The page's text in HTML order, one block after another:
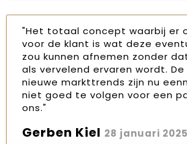
"Het totaal concept waarbij er
voor de klant is wat deze
zou kunnen afnemen zonder
als vervelend ervaren wordt. De
nieuwe markttrends zijn nu
niet goed te volgen voor een
ons."
Gerben Kiel 28 januari 2025